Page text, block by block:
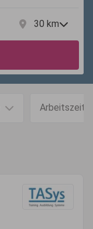
30 km
Arbeitszeit